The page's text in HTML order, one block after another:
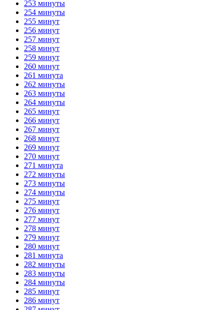
253 минуты
254 минуты
255 минут
256 минут
257 минут
258 минут
259 минут
260 минут
261 минута
262 минуты
263 минуты
264 минуты
265 минут
266 минут
267 минут
268 минут
269 минут
270 минут
271 минута
272 минуты
273 минуты
274 минуты
275 минут
276 минут
277 минут
278 минут
279 минут
280 минут
281 минута
282 минуты
283 минуты
284 минуты
285 минут
286 минут